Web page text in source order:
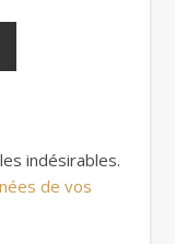
indésirables.
de vos